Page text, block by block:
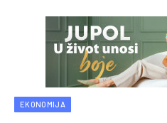
EKONOMIJA